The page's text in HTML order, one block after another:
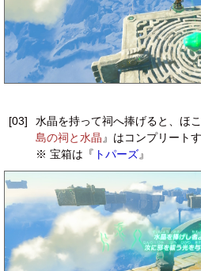
[03] 水晶を持って祠へ捧げると、ほ
島の祠と水晶 』はコンプリートす
※ 宝箱は『 トパーズ』